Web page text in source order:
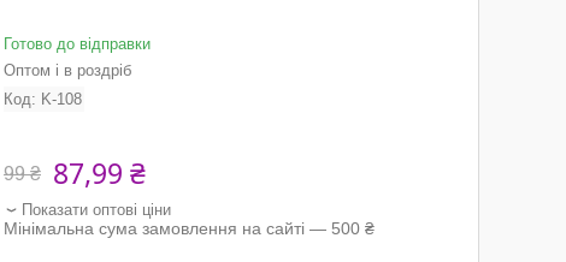
Готово до відправки
Оптом і в роздріб
Код: K-108
99 ₴ 87,99 ₴
Показати оптові ціни
Мінімальна сума замовлення на сайті — 500 ₴